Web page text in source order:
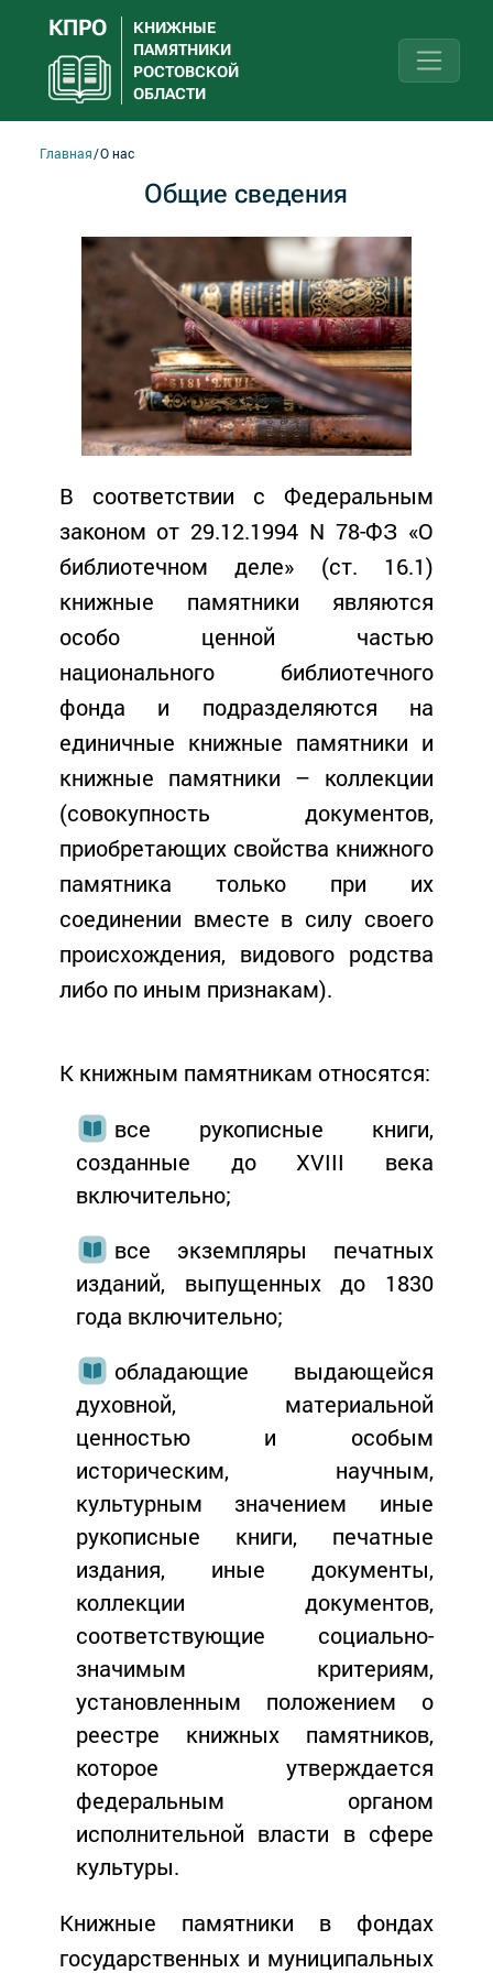
КПРО
КНИЖНЫЕ
ПАМЯТНИКИ
РОСТОВСКОЙ
ОБЛАСТИ
Главная О нас
Общие сведения
В соответствии с Федеральным
законом от 29.12.1994 N 78-ФЗ «О
библиотечном деле» (ст. 16.1)
книжные памятники являются
особо ценной частью
национального библиотечного
фонда и подразделяются на
единичные книжные памятники и
книжные памятники – коллекции
(совокупность документов,
приобретающих свойства книжного
памятника только при их
соединении вместе в силу своего
происхождения, видового родства
либо по иным признакам).
К книжным памятникам относятся:
все рукописные книги,
созданные до XVIII века
включительно;
все экземпляры печатных
изданий, выпущенных до 1830
года включительно;
обладающие выдающейся
духовной, материальной
ценностью и особым
историческим, научным,
культурным значением иные
рукописные книги, печатные
издания, иные документы,
коллекции документов,
соответствующие социально-
значимым критериям,
установленным положением о
реестре книжных памятников,
которое утверждается
федеральным органом
исполнительной власти в сфере
культуры.
Книжные памятники в фондах
государственных и муниципальных